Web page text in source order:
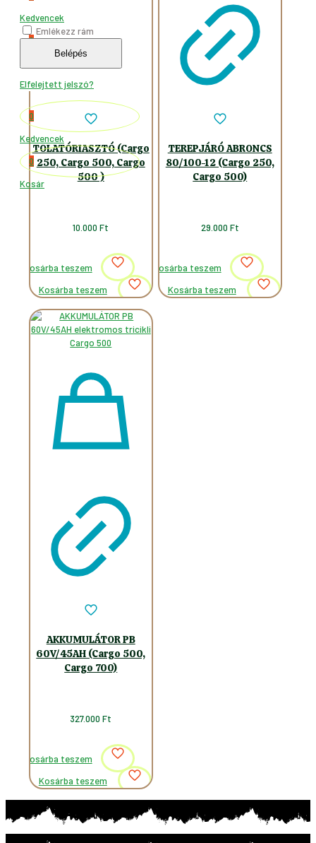
Kedvencek
0
Emlékezz rám
Belépés
Elfelejtett jelszó?
0
Kedvencek
0
Kosár
TOLATÓRIASZTÓ (Cargo
250, Cargo 500, Cargo
500 )
10.000Ft
Kosárba teszem
Kosárba teszem
TEREPJÁRÓ ABRONCS
80/100-12 (Cargo 250,
Cargo 500)
29.000 Ft
Kosárba teszem
Kosárba teszem
AKKUMULÁTOR PB
60V/45AH (Cargo 500,
Cargo 700)
327.000Ft
Kosárba teszem
Kosárba teszem